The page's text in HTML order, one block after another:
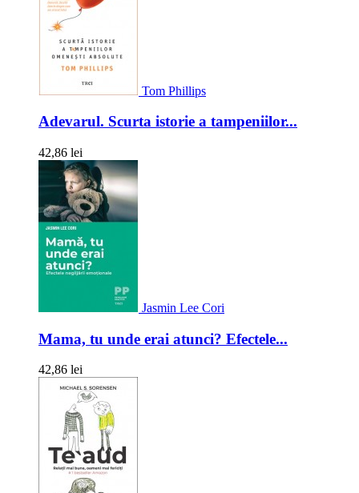
Tom Phillips
Adevarul. Scurta istorie a tampeniilor...
42,86 lei
Jasmin Lee Cori
Mama, tu unde erai atunci? Efectele...
42,86 lei